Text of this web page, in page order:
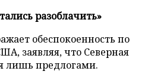
разоблачить»
обеспокоенность по
заявляя, что Северная
лишь предлогами.